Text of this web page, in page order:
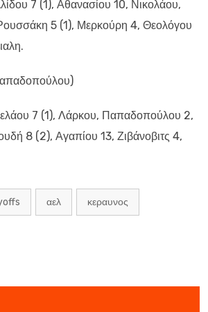
7 (1), Αθανασίου 10, Νικολάου,
5 (1), Μερκούρη 4, Θεολόγου
7 (1), Λάρκου, Παπαδοπούλου 2,
8 (2), Αγαπίου 13, Ζιβάνοβιτς 4,
αελ κεραυνος